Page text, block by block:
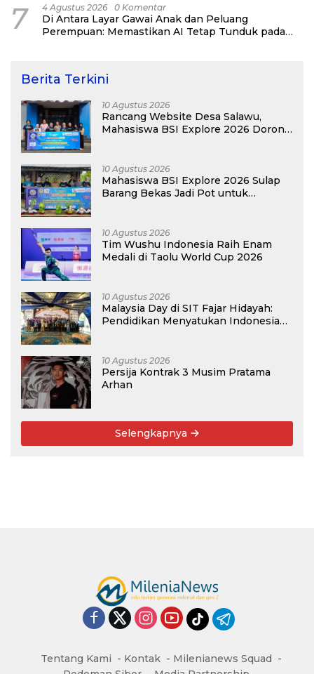
7 4 Agustus 2026 0 Komentar
Di Antara Layar Gawai Anak dan Peluang
Perempuan: Memastikan AI Tetap Tunduk pada
Berita Terkini
10 Agustus 2026
Rancang Website Desa Salawu,
Mahasiswa BSI Explore 2026 Dorong
10 Agustus 2026
Mahasiswa BSI Explore 2026 Sulap
Barang Bekas Jadi Pot untuk
10 Agustus 2026
Tim Wushu Indonesia Raih Enam
Medali di Taolu World Cup 2026
10 Agustus 2026
Malaysia Day di SIT Fajar Hidayah:
Pendidikan Menyatukan Indonesia
10 Agustus 2026
Persija Kontrak 3 Musim Pratama
Arhan
Selengkapnya
Tentang Kami Kontak
Milenianews Squad